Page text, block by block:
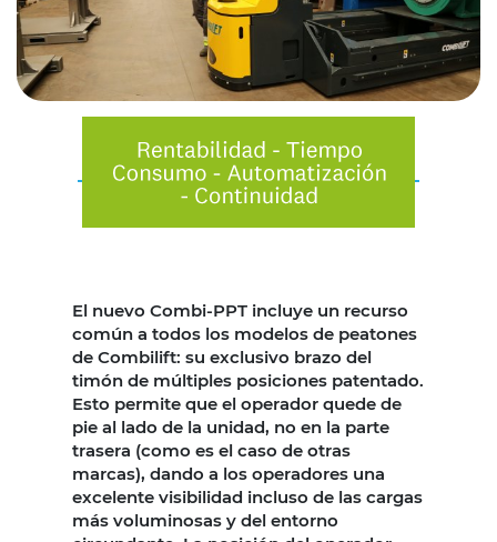
El nuevo Combi-PPT incluye un recurso
común a todos los modelos de peatones
de Combilift: su exclusivo brazo del
timón de múltiples posiciones patentado.
Esto permite que el operador quede de
pie al lado de la unidad, no en la parte
trasera (como es el caso de otras
marcas), dando a los operadores una
excelente visibilidad incluso de las cargas
más voluminosas y del entorno